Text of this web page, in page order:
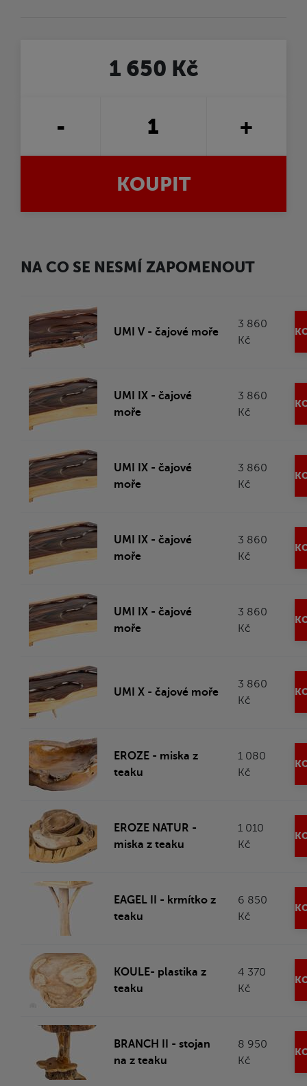
1 650 Kč
- +
KOUPIT
NA CO SE NESMÍ ZAPOMENOUT
UMI V - čajové moře
3 860
Kč
UMI IX - čajové
moře
3 860
Kč
UMI IX - čajové
moře
3 860
Kč
UMI IX - čajové
moře
3 860
Kč
UMI IX - čajové
moře
3 860
Kč
UMI X - čajové moře
3 860
Kč
EROZE - miska z
teaku
1 080
Kč
EROZE NATUR -
miska z teaku
1 010
Kč
EAGEL II - krmítko z
teaku
6 850
Kč
KOULE- plastika z
teaku
4 370
Kč
BRANCH II - stojan
na z teaku
8 950
Kč